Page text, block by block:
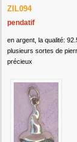
ZIL094
pendatif
en argent, la qualité:
plusieurs sortes de
précieux